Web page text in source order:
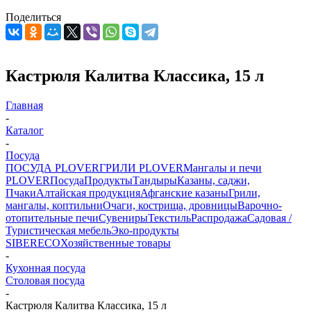
Поделиться
Кастрюля Калитва Классика, 15 л
Главная
-
Каталог
-
Посуда
ПОСУДА PLOVERГРИЛИ PLOVERМангалы и печи
PLOVERПосудаПродуктыТандырыКазаны, саджи,
ПчакиАлтайская продукцияАфганские казаныГрили,
мангалы, коптильниОчаги, кострища, дровницыВарочно-
отопительные печиСувенирыТекстильРаспродажаСадовая /
Туристическая мебельЭко-продукты
SIBERECOХозяйственные товары
-
Кухонная посуда
Столовая посуда
-
Кастрюля Калитва Классика, 15 л